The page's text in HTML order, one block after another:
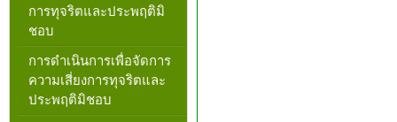
การทุจริตและประพฤติมิ
ชอบ
การดำเนินการเพื่อจัดการ
ความเสี่ยงการทุจริตและ
ประพฤติมิชอบ